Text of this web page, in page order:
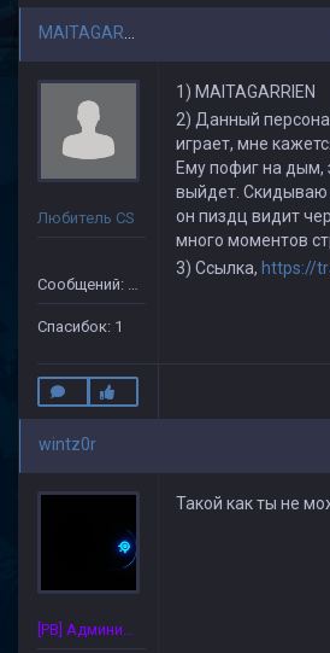
Любитель CS
Сообщений: 110
Спасибок: 1
1) MAITAGARRIEN
2) Данный
играет, мне
Ему пофиг на дым,
выйдет. Скидываю
он пиздц видит
много моментов
3) Ссылка, https://
wintz0r
[PB] Администратор
Такой как ты не